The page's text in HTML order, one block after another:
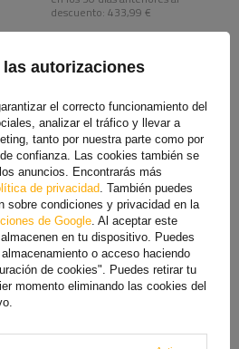
descuento: 433,99 €
Enganche de bola KNOTT
K7.5-E para remolque de
750 kg con barra de tiro
tubular de 70 mm
grandes cantidades
autorizaciones
el correcto funcionamiento del
analizar el tráfico y llevar a
tanto por nuestra parte como por
confianza. Las cookies también se
anuncios. Encontrarás más
de privacidad. También puedes
sobre condiciones y privacidad en la
de Google. Al aceptar este
en tu dispositivo. Puedes
o acceso haciendo
de cookies". Puedes retirar tu
momento eliminando las cookies del